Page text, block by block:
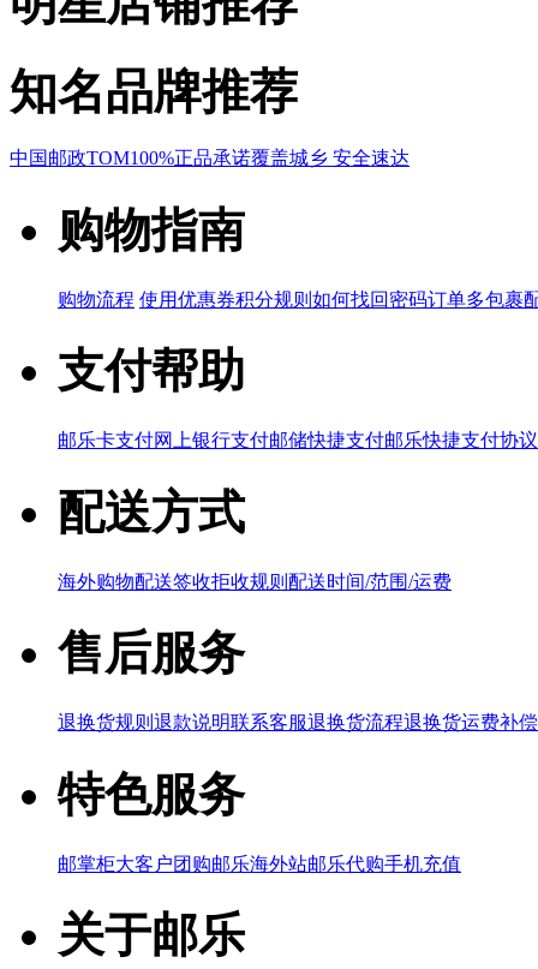
知名品牌推荐
中国邮政TOM100%正品承诺覆盖城乡 安全速达
购物指南
购物流程 使用优惠券积分规则 如何找回密码订单多包裹
支付帮助
邮乐卡支付网上银行支付邮储快捷支付邮乐快捷支付协议
配送方式
海外购物配送签收拒收规则 配送时间/范围/运费
售后服务
退换货规则 退款说明联系客服退换货流程退换货运费补
特色服务
邮掌柜大客户团购邮乐海外站邮乐代购手机充值
关于邮乐